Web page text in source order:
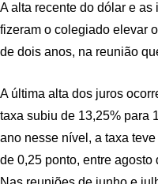
A alta recente do dólar e
fizeram o colegiado elevar
de dois anos, na reunião
A última alta dos juros
taxa subiu de 13,25% para
ano nesse nível, a taxa
de 0,25 ponto, entre